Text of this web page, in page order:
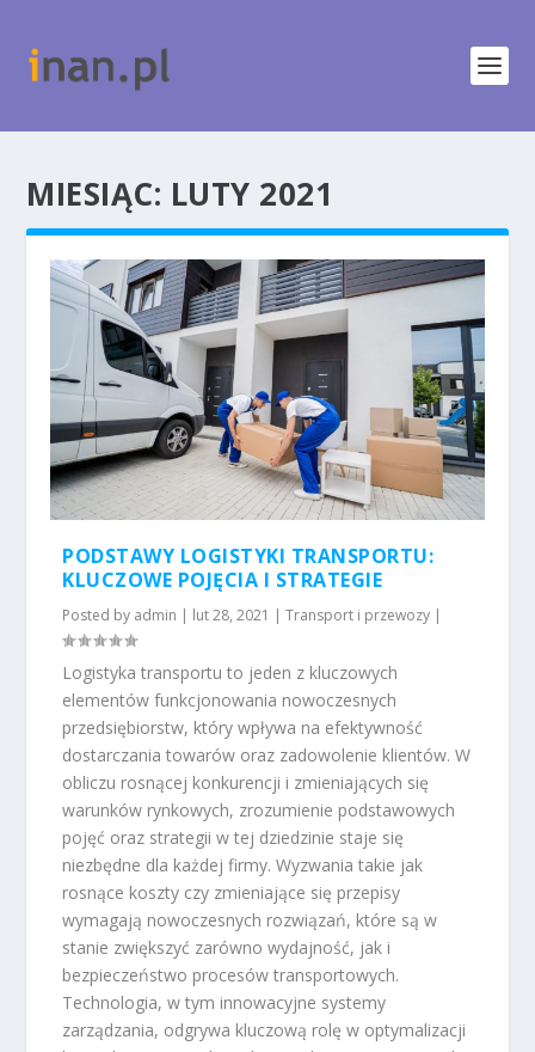
MIESIĄC: LUTY 2021
PODSTAWY LOGISTYKI TRANSPORTU:
KLUCZOWE POJĘCIA I STRATEGIE
Posted by admin | lut 28, 2021 |Transport i przewozy |
Logistyka transportu to jeden z kluczowych
elementów funkcjonowania nowoczesnych
przedsiębiorstw, który wpływa na efektywność
dostarczania towarów oraz zadowolenie klientów. W
obliczu rosnącej konkurencji i zmieniających się
warunków rynkowych, zrozumienie podstawowych
pojęć oraz strategii w tej dziedzinie staje się
niezbędne dla każdej firmy. Wyzwania takie jak
rosnące koszty czy zmieniające się przepisy
wymagają nowoczesnych rozwiązań, które są w
stanie zwiększyć zarówno wydajność, jak i
bezpieczeństwo procesów transportowych.
Technologia, w tym innowacyjne systemy
zarządzania, odgrywa kluczową rolę w optymalizacji